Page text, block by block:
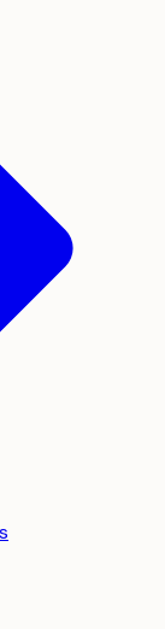
s